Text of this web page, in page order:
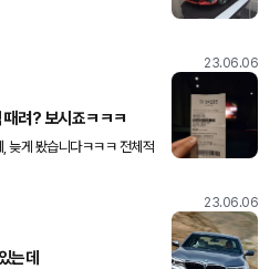
23.06.06
려? 보시죠ㅋㅋㅋ
23.06.06
는데